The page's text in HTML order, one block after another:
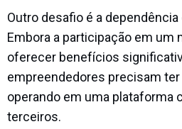
Outro desafio é a
Embora a participação em um
oferecer benefícios
empreendedores precisam
operando em uma plataforma
terceiros.